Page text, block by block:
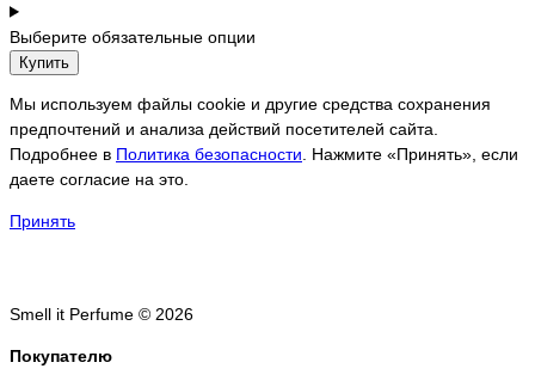
Выберите обязательные опции
Купить
Мы используем файлы cookie и другие средства сохранения
предпочтений и анализа действий посетителей сайта.
Подробнее в Политика безопасности . Нажмите «Принять», если
даете согласие на это.
Принять
Smell it Perfume © 2026
Покупателю